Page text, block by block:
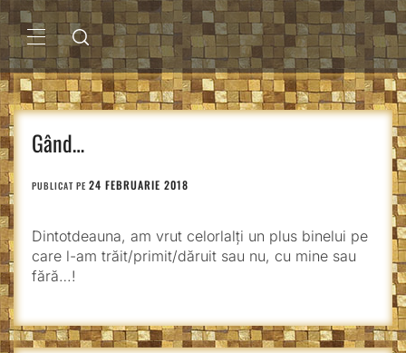
Sari
la
conținutMENIU
PRINCIPAL
Gând…
PUBLICAT PE 24 FEBRUARIE 2018
Dintotdeauna, am vrut celorlalți un plus binelui pe
care l-am trăit/primit/dăruit sau nu, cu mine sau
fără…!